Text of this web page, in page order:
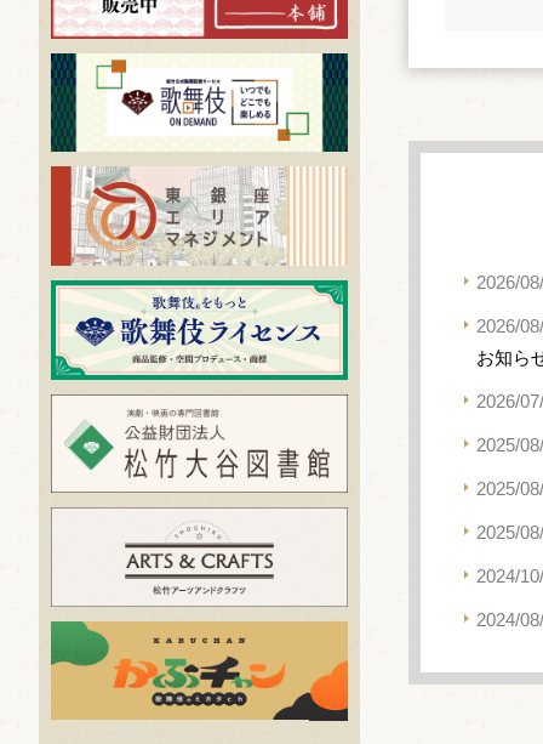
2026/
2026/
お知ら
2026/
2025/
2025/
2025/
2024/
2024/